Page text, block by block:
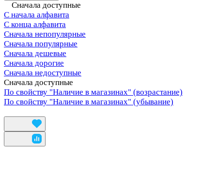
Сначала доступные
С начала алфавита
С конца алфавита
Сначала непопулярные
Сначала популярные
Сначала дешевые
Сначала дорогие
Сначала недоступные
Сначала доступные
По свойству "Наличие в магазинах" (возрастание)
По свойству "Наличие в магазинах" (убывание)